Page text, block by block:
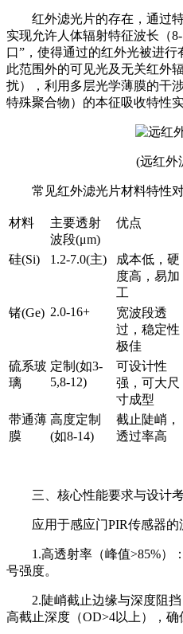
红外滤光片的存在，通过
实现允许人体辐射特征波长（
口”，使得通过的红外光被进
此范围外的可见光及无关红外
扰），利用多层光学薄膜的干
特殊聚合物）的本征吸收特性
(远红外
常见红外滤光片材料特性
材料
主要透射
波段(μm)
优点
硅(Si) 1.2-7.0(主)
成本低，硬
度高，易加
工
锗(Ge) 2.0-16+
宽波段透
过，稳定性
极佳
硫系玻
璃
定制 (如3-
5,8-12)
可设计性
强，可大尺
寸成型
带通薄
膜
高度定制
(如8-14)
截止陡峭，
透过率高
三、核心性能要求与设计
应用于感应门PIR传感器的
1.高透射率（峰值>85%）
号强度。
2.陡峭截止边缘与深度阻
高截止深度（OD>4以上），确